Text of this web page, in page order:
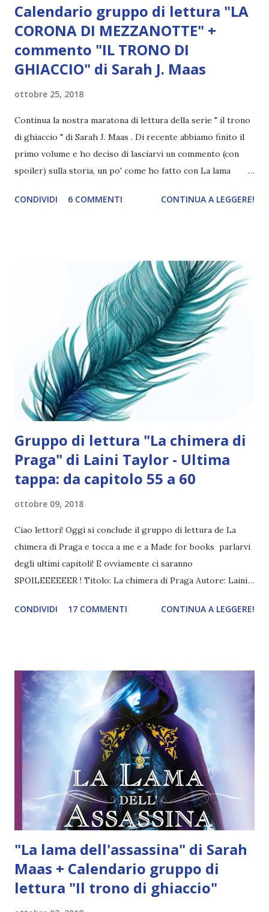
Calendario gruppo di lettura "LA
CORONA DI MEZZANOTTE" +
commento "IL TRONO DI
GHIACCIO" di Sarah J. Maas
ottobre 25, 2018
Continua la nostra maratona di lettura della serie " il trono
di ghiaccio " di Sarah J. Maas . Di recente abbiamo finito il
primo volume e ho deciso di lasciarvi un commento (con
spoiler) sulla storia, un po' come ho fatto con La lama
con questa quarta rilettura. Non sarà quindi una vera e
⬇️⬇️⬇️ Innanzitutto ci tengo a sottolineare che la mia è stata
una lettura a tratti velocissima poiché non avevo molta
voglia di rileggerlo, più che altro perché ad ottobre sono
usciti un sacco di libri che avrei voluto leggere e poi, come
ho già scritto, è tipo la quarta rilettura, quindi la storia la
ricordavo più o meno bene (visto che è l'unico volume che
ho riletto così tante volte). Però ho voluto fare le cose per
bene e q...
CONDIVIDI 6 COMMENTI CONTINUA A LEGGERE!
Gruppo di lettura "La chimera di
Praga" di Laini Taylor - Ultima
tappa: da capitolo 55 a 60
ottobre 09, 2018
Ciao lettori! Oggi si conclude il gruppo di lettura de La
chimera di Praga e tocca a me e a Made for books parlarvi
degli ultimi capitoli! E ovviamente ci saranno
SPOILEEEEEER ! Titolo: La chimera di Praga Autore: Laini
diciassette anni, è una studentessa d’arte e per le strade di
venti lingue e riempie il suo album da disegno di assurde
storie di mostri. Spesso scompare per giorni, ma nessuno
sospetta che quelle assenze nascondano un oscuro
segreto. Figlia adottiva di Sulphurus, il demone chimera, la
ragazza attraversa porte magiche disseminate per il
mondo per scovare i macabri ingredienti dei riti di
Sulphurus: i denti di ogni razza umana e animale. Ma quando
Karou scorge il nero marchio di una mano impresso su una
di quelle porte, c...
CONDIVIDI 17 COMMENTI CONTINUA A LEGGERE!
"La lama dell'assassina" di Sarah
Maas + Calendario gruppo di
lettura "Il trono di ghiaccio"